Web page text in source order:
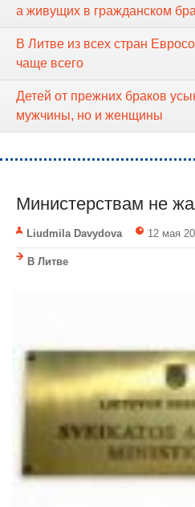
а живущих в гражданском
В Литве из всех стран
чаще всего
Детей от прежних браков
мужчины, но и женщины
Министерствам не
Liudmila Davydova 12 мая
В Литве